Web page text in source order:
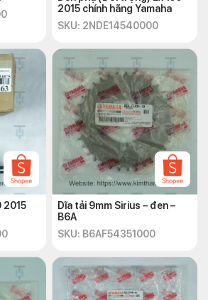
2015 chính hãng Yamaha
SKU: 2NDE14540000
2015
Dĩa tải 9mm Sirius – đen –
B6A
SKU: B6AF54351000